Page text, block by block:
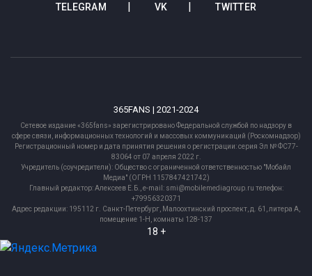
TELEGRAM VK TWITTER
365FANS | 2021-2024
Сетевое издание «365fans» зарегистрировано Федеральной службой по надзору в
сфере связи, информационных технологий и массовых коммуникаций (Роскомнадзор)
Регистрационный номер и дата принятия решения о регистрации: серия Эл № ФС77-
83064 от 07 апреля 2022 г.
Учредитель (соучредители): Общество с ограниченной ответственностью "Мобайл
Медиа" (ОГРН 1157847421742)
Главный редактор: Алексеев Е.Б., e-mail: smi@mobilemediagroup.ru телефон:
+79956320371
Адрес редакции: 195112 г. Санкт-Петербург, Малоохтинский проспект, д. 61, литера А,
помещение 1-Н, комнаты 128-137
18 +